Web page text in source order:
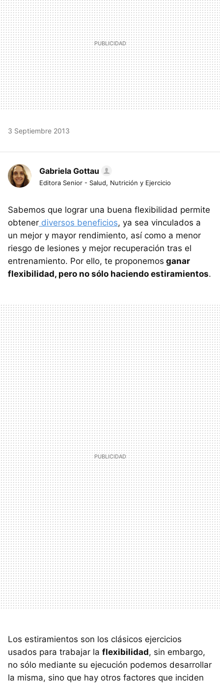
3 Septiembre 2013
Gabriela Gottau
Editora Senior - Salud, Nutrición y Ejercicio
Sabemos que lograr una buena flexibilidad permite
obtener diversos beneficios, ya sea vinculados a
un mejor y mayor rendimiento, así como a menor
riesgo de lesiones y mejor recuperación tras el
entrenamiento. Por ello, te proponemos ganar
flexibilidad, pero no sólo haciendo estiramientos.
Los estiramientos son los clásicos ejercicios
usados para trabajar la flexibilidad, sin embargo,
no sólo mediante su ejecución podemos desarrollar
la misma, sino que hay otros factores que inciden